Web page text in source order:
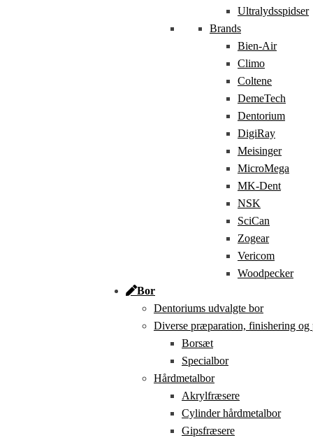
Ultralydsspidser
Brands
Bien-Air
Climo
Coltene
DemeTech
Dentorium
DigiRay
Meisinger
MicroMega
MK-Dent
NSK
SciCan
Zogear
Vericom
Woodpecker
Bor
Dentoriums udvalgte bor
Diverse præparation, finishering og
Borsæt
Specialbor
Hårdmetalbor
Akrylfræsere
Cylinder hårdmetalbor
Gipsfræsere